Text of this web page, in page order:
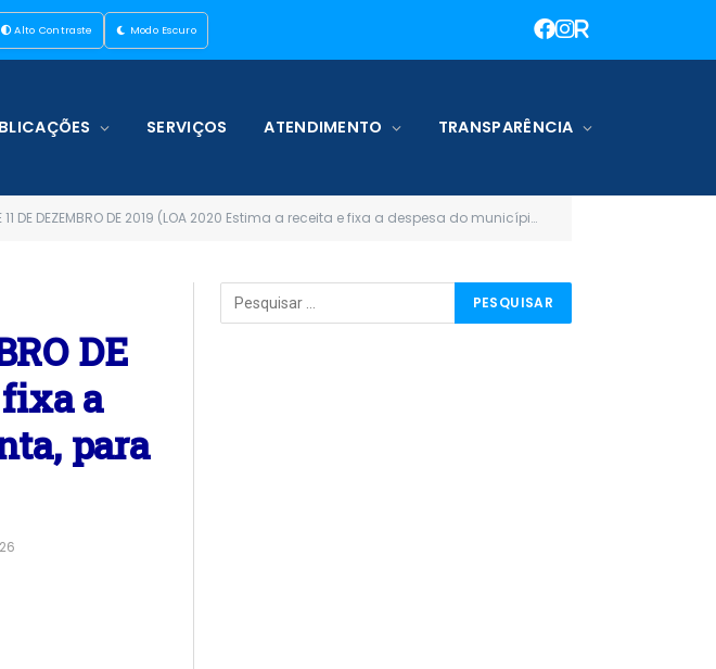
Alto Contraste Modo Escuro
SERVIÇOS ATENDIMENTO TRANSPARÊNCIA
DEZEMBRO DE 2019 (LOA 2020 Estima a receita e fixa a despesa do município de Terra Santa, para exercício de 2020)
DE
fixa a
para